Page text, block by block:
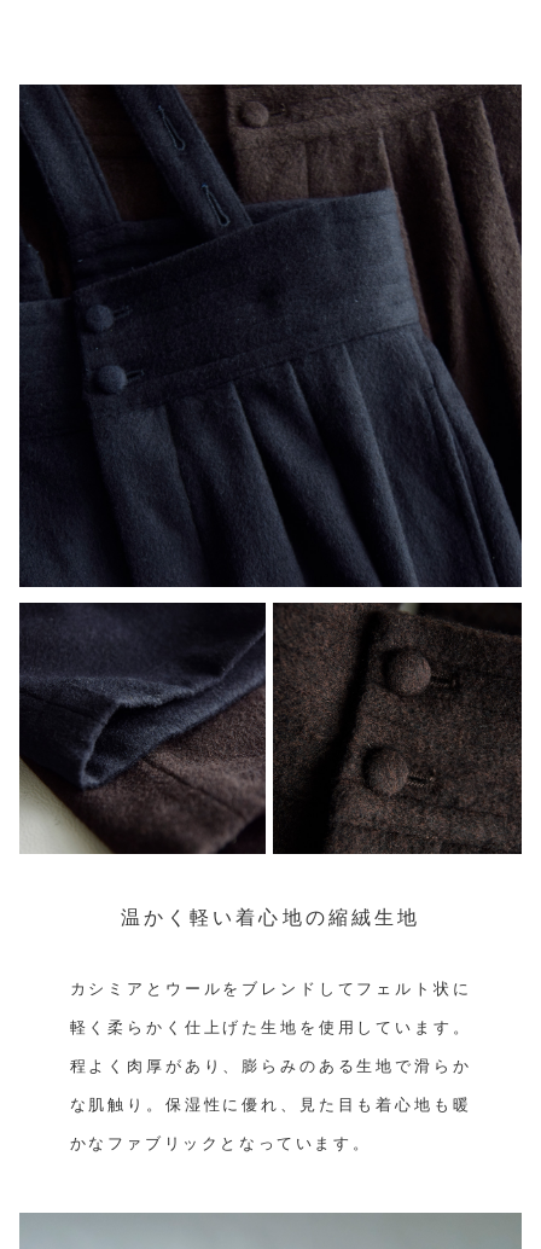
温かく軽い着心地の縮絨生地
カシミアとウールをブレンドしてフェルト状に
軽く柔らかく仕上げた生地を使用しています。
程よく肉厚があり、膨らみのある生地で滑らか
な肌触り。保湿性に優れ、見た目も着心地も暖
かなファブリックとなっています。